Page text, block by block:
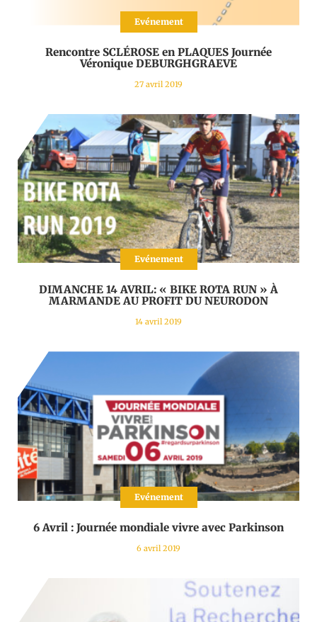
Evénement
Rencontre SCLÉROSE en PLAQUES Journée
Véronique DEBURGHGRAEVE
27 avril 2019
Evénement
DIMANCHE 14 AVRIL: « BIKE ROTA RUN » À
MARMANDE AU PROFIT DU NEURODON
14 avril 2019
Evénement
6 Avril : Journée mondiale vivre avec Parkinson
6 avril 2019